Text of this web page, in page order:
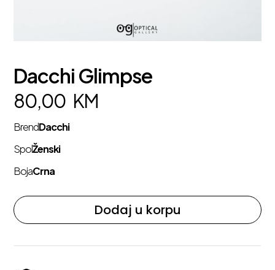
Dacchi Glimpse
80,00 KM
BrendDacchi
SpolŽenski
BojaCrna
Dodaj u korpu